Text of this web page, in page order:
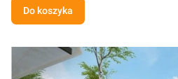
Do koszyka